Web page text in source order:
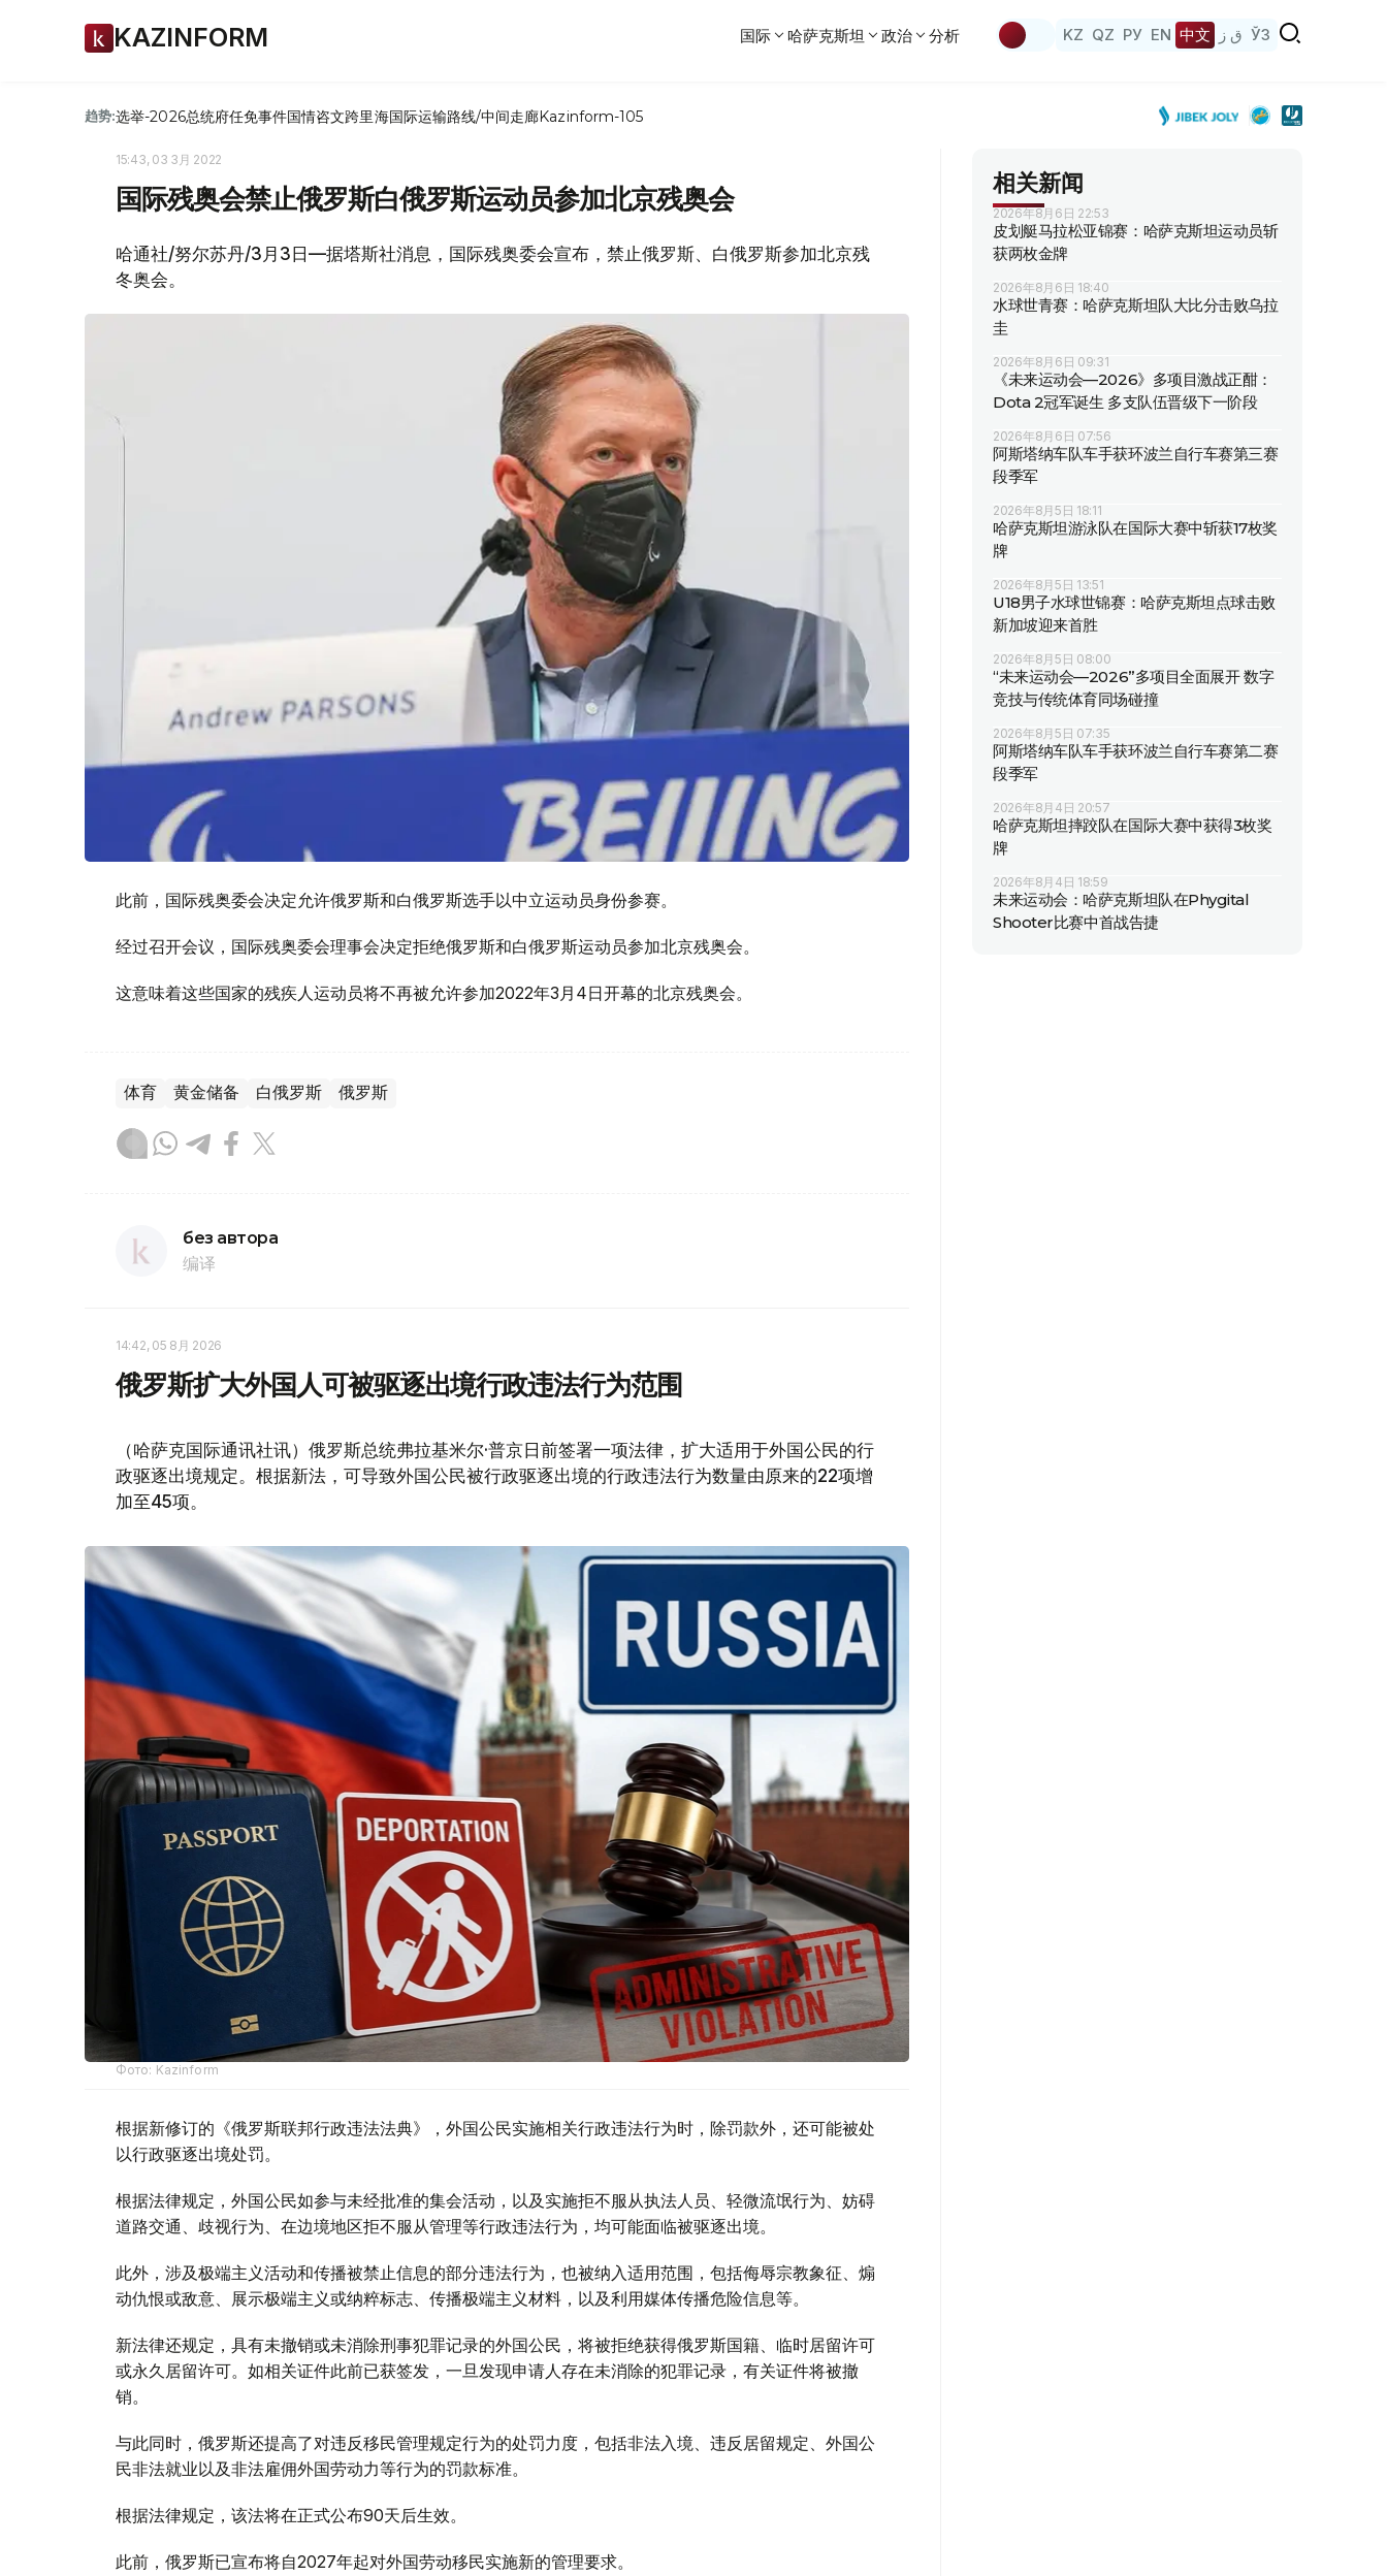
KAZINFORM 国际 哈萨克斯坦 政治 分析 KZ QZ РУ EN 中文 ق ز ЎЗ
趋势:选举-2026总统府任免事件国情咨文跨里海国际运输路线/中间走廊Kazinform-105
15:43, 03 3月 2022
国际残奥会禁止俄罗斯白俄罗斯运动员参加北京残奥会
哈通社/努尔苏丹/3月3日—据塔斯社消息，国际残奥委会宣布，禁止俄罗斯、白俄罗斯参加北京残
冬奥会。
此前，国际残奥委会决定允许俄罗斯和白俄罗斯选手以中立运动员身份参赛。
经过召开会议，国际残奥委会理事会决定拒绝俄罗斯和白俄罗斯运动员参加北京残奥会。
这意味着这些国家的残疾人运动员将不再被允许参加2022年3月4日开幕的北京残奥会。
体育 黄金储备 白俄罗斯 俄罗斯
без автора
编译
14:42, 05 8月 2026
俄罗斯扩大外国人可被驱逐出境行政违法行为范围
（哈萨克国际通讯社讯）俄罗斯总统弗拉基米尔·普京日前签署一项法律，扩大适用于外国公民的行
政驱逐出境规定。根据新法，可导致外国公民被行政驱逐出境的行政违法行为数量由原来的22项增
加至45项。
Фото: Kazinform
根据新修订的《俄罗斯联邦行政违法法典》，外国公民实施相关行政违法行为时，除罚款外，还可能被处
以行政驱逐出境处罚。
根据法律规定，外国公民如参与未经批准的集会活动，以及实施拒不服从执法人员、轻微流氓行为、妨碍
道路交通、歧视行为、在边境地区拒不服从管理等行政违法行为，均可能面临被驱逐出境。
此外，涉及极端主义活动和传播被禁止信息的部分违法行为，也被纳入适用范围，包括侮辱宗教象征、煽
动仇恨或敌意、展示极端主义或纳粹标志、传播极端主义材料，以及利用媒体传播危险信息等。
新法律还规定，具有未撤销或未消除刑事犯罪记录的外国公民，将被拒绝获得俄罗斯国籍、临时居留许可
或永久居留许可。如相关证件此前已获签发，一旦发现申请人存在未消除的犯罪记录，有关证件将被撤
销。
与此同时，俄罗斯还提高了对违反移民管理规定行为的处罚力度，包括非法入境、违反居留规定、外国公
民非法就业以及非法雇佣外国劳动力等行为的罚款标准。
根据法律规定，该法将在正式公布90天后生效。
此前，俄罗斯已宣布将自2027年起对外国劳动移民实施新的管理要求。
相关新闻
2026年8月6日 22:53
皮划艇马拉松亚锦赛：哈萨克斯坦运动员斩
获两枚金牌
2026年8月6日 18:40
水球世青赛：哈萨克斯坦队大比分击败乌拉
圭
2026年8月6日 09:31
《未来运动会—2026》多项目激战正酣：
Dota 2冠军诞生 多支队伍晋级下一阶段
2026年8月6日 07:56
阿斯塔纳车队车手获环波兰自行车赛第三赛
段季军
2026年8月5日 18:11
哈萨克斯坦游泳队在国际大赛中斩获17枚奖
牌
2026年8月5日 13:51
U18男子水球世锦赛：哈萨克斯坦点球击败
新加坡迎来首胜
2026年8月5日 08:00
“未来运动会—2026”多项目全面展开 数字
竞技与传统体育同场碰撞
2026年8月5日 07:35
阿斯塔纳车队车手获环波兰自行车赛第二赛
段季军
2026年8月4日 20:57
哈萨克斯坦摔跤队在国际大赛中获得3枚奖
牌
2026年8月4日 18:59
未来运动会：哈萨克斯坦队在Phygital
Shooter比赛中首战告捷